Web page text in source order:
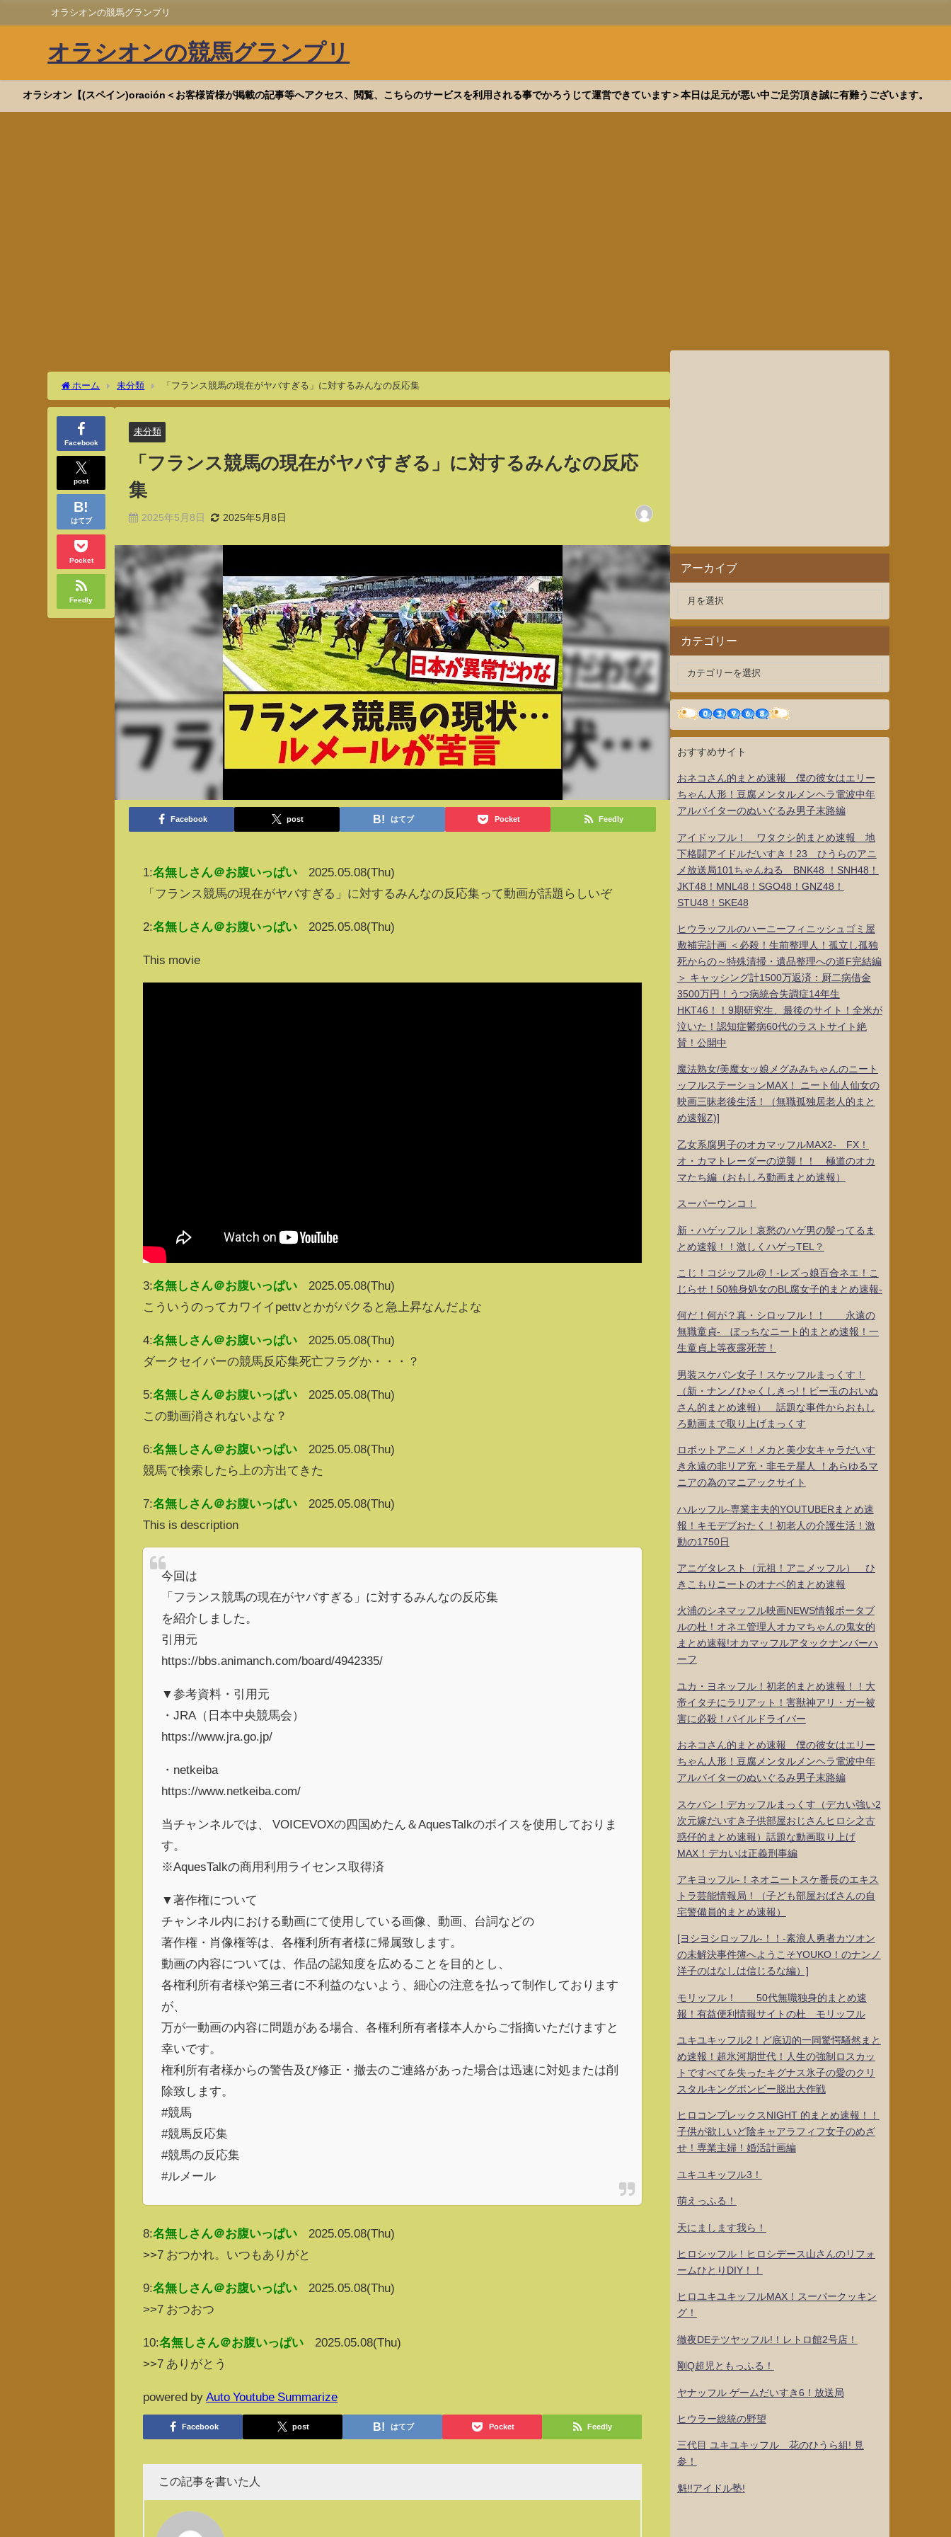
オラシオンの競馬グランプリ
オラシオンの競馬グランプリ
オラシオン【(スペイン)oración＜お客様皆様が掲載の記事等へアクセス、閲覧、こちらのサービスを利用される事でかろうじて運営できています＞本日は足元が悪い中ご足労頂き誠に有難うございます。
ホーム 未分類 「フランス競馬の現在がヤバすぎる」に対するみんなの反応集
Facebook
post
はてブ
Pocket
Feedly
未分類
「フランス競馬の現在がヤバすぎる」に対するみんなの反応
集
2025年5月8日 2025年5月8日
Facebook post はてブ Pocket Feedly
1:名無しさん＠お腹いっぱい
2025.05.08(Thu)
「フランス競馬の現在がヤバすぎる」に対するみんなの反応集って動画が話題らしいぞ
2:名無しさん＠お腹いっぱい 2025.05.08(Thu)
This movie
3:名無しさん＠お腹いっぱい
2025.05.08(Thu)
こういうのってカワイイpettvとかがパクると急上昇なんだよな
4:名無しさん＠お腹いっぱい
2025.05.08(Thu)
ダークセイバーの競馬反応集死亡フラグか・・・？
5:名無しさん＠お腹いっぱい
2025.05.08(Thu)
この動画消されないよな？
6:名無しさん＠お腹いっぱい
2025.05.08(Thu)
競馬で検索したら上の方出てきた
7:名無しさん＠お腹いっぱい
2025.05.08(Thu)
This is description
今回は
「フランス競馬の現在がヤバすぎる」に対するみんなの反応集
を紹介しました。
引用元
https://bbs.animanch.com/board/4942335/
▼参考資料・引用元
・JRA（日本中央競馬会）
https://www.jra.go.jp/
・netkeiba
https://www.netkeiba.com/
当チャンネルでは、 VOICEVOXの四国めたん＆AquesTalkのボイスを使用しておりま
す。
※AquesTalkの商用利用ライセンス取得済
▼著作権について
チャンネル内における動画にて使用している画像、動画、台詞などの
著作権・肖像権等は、各権利所有者様に帰属致します。
動画の内容については、作品の認知度を広めることを目的とし、
各権利所有者様や第三者に不利益のないよう、細心の注意を払って制作しております
が、
万が一動画の内容に問題がある場合、各権利所有者様本人からご指摘いただけますと
幸いです。
権利所有者様からの警告及び修正・撤去のご連絡があった場合は迅速に対処または削
除致します。
#競馬
#競馬反応集
#競馬の反応集
#ルメール
8:名無しさん＠お腹いっぱい
2025.05.08(Thu)
>>7 おつかれ。いつもありがと
9:名無しさん＠お腹いっぱい
2025.05.08(Thu)
>>7 おつおつ
10:名無しさん＠お腹いっぱい
2025.05.08(Thu)
>>7 ありがとう
powered by Auto Youtube Summarize
Facebook post はてブ Pocket Feedly
この記事を書いた人
アーカイブ
カテゴリー
おすすめサイト
おネコさん的まとめ速報 僕の彼女はエリー
ちゃん人形！豆腐メンタルメンヘラ電波中年
アルバイターのぬいぐるみ男子末路編
アイドッフル！ ワタクシ的まとめ速報 地
下格闘アイドルだいすき！23 ひうらのアニ
メ放送局101ちゃんねる BNK48 ！SNH48！
JKT48！MNL48！SGO48！GNZ48！
STU48！SKE48
ヒウラッフルのハーニーフィニッシュゴミ屋
敷補完計画 ＜必殺！生前整理人！孤立し孤独
死からの～特殊清掃・遺品整理への道F完結編
＞ キャッシング計1500万返済：厨二病借金
3500万円！うつ病統合失調症14年生
HKT46！！9期研究生、最後のサイト！全米が
泣いた！認知症鬱病60代のラストサイト絶
賛！公開中
魔法熟女/美魔女ッ娘メグみみちゃんのニート
ッフルステーションMAX！ ニート仙人仙女の
映画三昧老後生活！（無職孤独居老人的まと
め速報Z)]
乙女系腐男子のオカマッフルMAX2- FX！
オ・カマトレーダーの逆襲！！ 極道のオカ
マたち編（おもしろ動画まとめ速報）
スーパーウンコ！
新・ハゲッフル！哀愁のハゲ男の髪ってるま
とめ速報！！激しくハゲっTEL？
こじ！コジッフル@！-レズっ娘百合ネエ！こ
じらせ！50独身処女のBL腐女子的まとめ速報-
何だ！何が？真・シロッフル！！ 永遠の
無職童貞- ぼっちなニート的まとめ速報！一
生童貞上等夜露死苦！
男装スケバン女子！スケッフルまっくす！
（新・ナンノひゃくしきっ!！ビー玉のおいぬ
さん的まとめ速報） 話題な事件からおもし
ろ動画まで取り上げまっくす
ロボットアニメ！メカと美少女キャラだいす
き永遠の非リア充・非モテ星人 ！あらゆるマ
ニアの為のマニアックサイト
ハルッフル-専業主夫的YOUTUBERまとめ速
報！キモデブおたく！初老人の介護生活！激
動の1750日
アニゲタレスト（元祖！アニメッフル） ひ
きこもりニートのオナベ的まとめ速報
火浦のシネマッフル映画NEWS情報ポータブ
ルの杜！オネエ管理人オカマちゃんの鬼女的
まとめ速報!オカマッフルアタックナンバーハ
ーフ
ユカ・ヨネッフル！初老的まとめ速報！！大
帝イタチにラリアット！害獣神アリ・ガー被
害に必殺！パイルドライバー
おネコさん的まとめ速報 僕の彼女はエリー
ちゃん人形！豆腐メンタルメンヘラ電波中年
アルバイターのぬいぐるみ男子末路編
スケバン！デカッフルまっくす（デカい強い2
次元嫁だいすき子供部屋おじさんヒロシ之古
惑仔的まとめ速報）話題な動画取り上げ
MAX！デカいは正義刑事編
アキヨッフル-！ネオニートスケ番長のエキス
トラ芸能情報局！（子ども部屋おばさんの自
宅警備員的まとめ速報）
[ヨシヨシロッフル-！！-素浪人勇者カツオン
の未解決事件簿へようこそYOUKO！のナンノ
洋子のはなしは信じるな編）]
モリッフル！ 50代無職独身的まとめ速
報！有益便利情報サイトの杜 モリッフル
ユキユキッフル2！ど底辺的一同驚愕騒然まと
め速報！超氷河期世代！人生の強制ロスカッ
トですべてを失ったキグナス氷子の愛のクリ
スタルキングボンビー脱出大作戦
ヒロコンプレックスNIGHT 的まとめ速報！！
子供が欲しいど陰キャアラフィフ女子のめざ
せ！専業主婦！婚活計画編
ユキユキッフル3！
萌えっふる！
天にまします我ら！
ヒロシッフル！ヒロシデース山さんのリフォ
ームひとりDIY！！
ヒロユキユキッフルMAX！スーパークッキン
グ！
徹夜DEテツヤッフル!！レトロ館2号店！
剛Q超児ともっふる！
ヤナッフル ゲームだいすき6！放送局
ヒウラー総統の野望
三代目 ユキユキッフル 花のひうら組! 見
参！
魁!!アイドル塾!